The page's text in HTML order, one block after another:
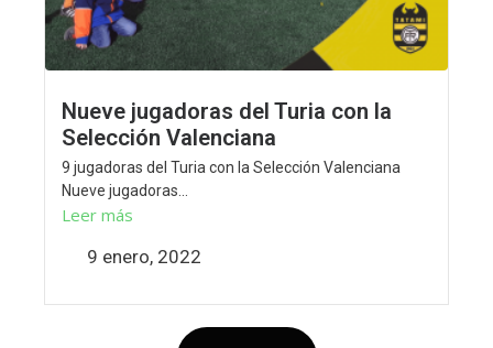
Nueve jugadoras del Turia con la
Selección Valenciana
9 jugadoras del Turia con la Selección Valenciana
Nueve jugadoras...
Leer más
9 enero, 2022